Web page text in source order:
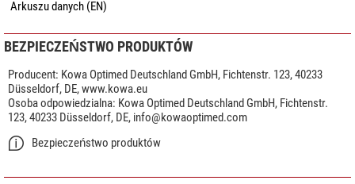
Ultrakompaktowa
Ta wyprodukowana w Japonii luneta dołącza do serii znanych na całym
świecie precyzyjnych optyk PROMINAR, które charakteryzują się
soczewką z czystego kryształu fluoru i unikalnymi powłokami
optycznej i wydajności, zapewniając wyjątkową ostrość obrazu i
Specyfika
Okular zoomowy w zakresie
dostawy
-
Wbudowany aparat cyfrowy
Odporny na opryskanie wodą
tak
Wodoszczelność
tak
Osłona przeciwsłoneczna obiektywu
Arkuszu danych (EN)
BEZPIECZEŃSTWO PRODUKTÓW
Producent: Kowa Optimed Deutschland GmbH, Fichtenstr. 123, 40233
Düsseldorf, DE, www.kowa.eu
Osoba odpowiedzialna: Kowa Optimed Deutschland GmbH, Fichtenstr.
123, 40233 Düsseldorf, DE, info@kowaoptimed.com
Bezpieczeństwo produktów